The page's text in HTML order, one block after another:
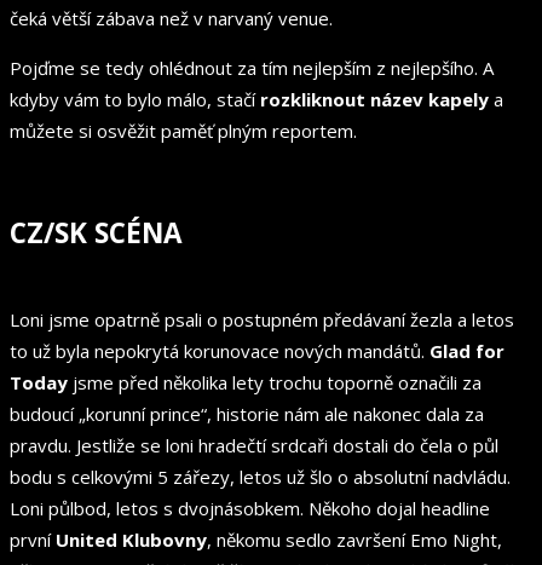
čeká větší zábava než v narvaný venue.
Pojďme se tedy ohlédnout za tím nejlepším z nejlepšího. A
kdyby vám to bylo málo, stačí rozkliknout název kapely a
můžete si osvěžit paměť plným reportem.
CZ/SK SCÉNA
Loni jsme opatrně psali o postupném předávaní žezla a letos
to už byla nepokrytá korunovace nových mandátů. Glad for
Today jsme před několika lety trochu toporně označili za
budoucí „korunní prince“, historie nám ale nakonec dala za
pravdu. Jestliže se loni hradečtí srdcaři dostali do čela o půl
bodu s celkovými 5 zářezy, letos už šlo o absolutní nadvládu.
Loni půlbod, letos s dvojnásobkem. Někoho dojal headline
první United Klubovny, někomu sedlo završení Emo Night,